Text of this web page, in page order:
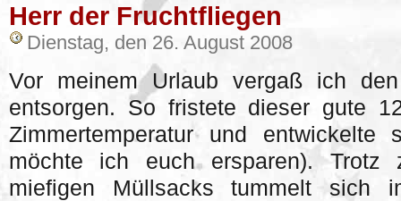
Herr der Fruchtfliegen
Dienstag, den 26. August 2008
Vor meinem Urlaub vergaß ich
entsorgen. So fristete dieser gute
Zimmertemperatur und entwickelte
möchte ich euch ersparen). Trotz
miefigen Müllsacks tummelt sich